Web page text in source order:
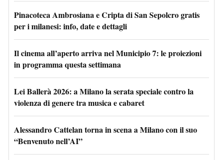
Pinacoteca Ambrosiana e Cripta di San Sepolcro gratis
per i milanesi: info, date e dettagli
Il cinema all’aperto arriva nel Municipio 7: le proiezioni
in programma questa settimana
Lei Ballerà 2026: a Milano la serata speciale contro la
violenza di genere tra musica e cabaret
Alessandro Cattelan torna in scena a Milano con il suo
“Benvenuto nell’AI”